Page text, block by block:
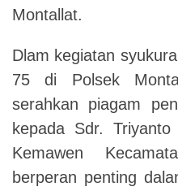
Montallat.
Dlam kegiatan
75 di Polsek
serahkan piagam
kepada Sdr.
Kemawen
berperan penting